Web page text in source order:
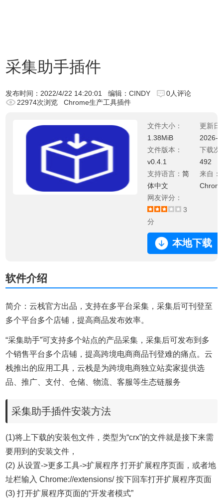
采集助手插件
发布时间： 2022/4/22 14:20:01 编辑：CINDY
0人评论
22974次浏览
Chrome生产工具插件
文件大小：
1.38MiB
文件版本：
v0.4.1
支持语言：简
体中文
网友评分：
3
分
更新日
2026-
下载次
492
来自：
本地下载
软件介绍
简介：云栈官方出品，支持在多平台采集，采集后可刊登至
多个平台多个店铺，提高商品发布效率。
“采集助手”可支持多个站点的产品采集，采集后可发布到多
个销售平台多个店铺，提高跨境电商商品刊登难的痛点。云
栈推出的应用工具，云栈是为跨境电商独立站卖家提供选
品、推广、支付、仓储、物流、客服等生态链服务
采集助手插件安装方法
(1)将上下载的安装包文件，类型为“crx”的文件就是接下来需
要用到的安装文件，
(2) 从设置->更多工具->扩展程序 打开扩展程序页面，或者地
址栏输入 Chrome://extensions/ 按下回车打开扩展程序页面
(3) 打开扩展程序页面的“开发者模式”